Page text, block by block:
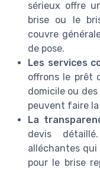
sérieux offre
brise ou le
couvre
de pose.
Les services
offrons le prêt
domicile ou
peuvent faire
La
devis
alléchantes
pour le brise